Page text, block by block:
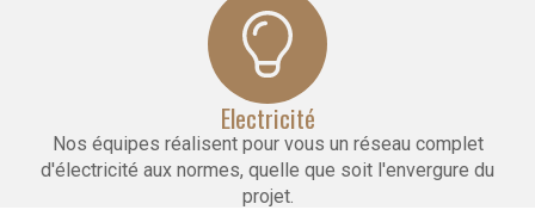
Electricité
Nos équipes réalisent pour vous un réseau complet
d'électricité aux normes, quelle que soit l'envergure du
projet.